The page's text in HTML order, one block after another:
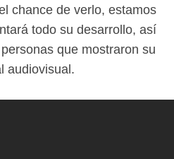
chance de verlo, estamos
todo su desarrollo, así
que mostraron su
audiovisual.